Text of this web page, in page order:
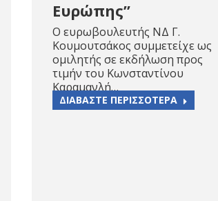
Ευρώπης”
O ευρωβουλευτής ΝΔ Γ.
Κουμουτσάκος συμμετείχε ως
ομιλητής σε εκδήλωση προς
τιμήν του Κωνσταντίνου
Καραμανλή…
ΔΙΑΒΑΣΤΕ ΠΕΡΙΣΣΟΤΕΡΑ